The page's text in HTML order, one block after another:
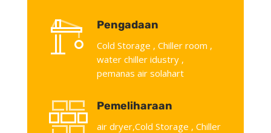
Pengadaan
Cold Storage , Chiller room ,
water chiller idustry ,
pemanas air solahart
Pemeliharaan
air dryer,Cold Storage , Chiller